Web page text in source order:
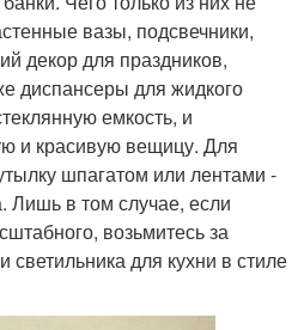
вазы, подсвечники,
декор для праздников,
диспансеры для жидкого
емкость, и
и красивую вещицу. Для
шпагатом или лентами -
Лишь в том случае, если
возьмитесь за
светильника для кухни в стиле